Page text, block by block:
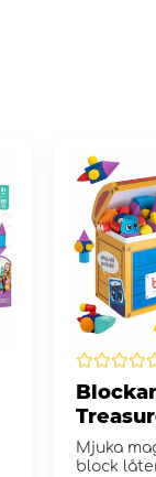
delar
Mjuka
block